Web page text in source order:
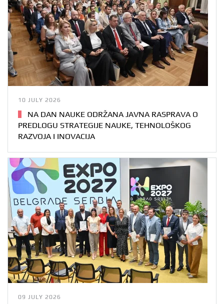
10 JULY 2026
NA DAN NAUKE ODRŽANA JAVNA RASPRAVA O
PREDLOGU STRATEGIJE NAUKE, TEHNOLOŠKOG
RAZVOJA I INOVACIJA
09 JULY 2026